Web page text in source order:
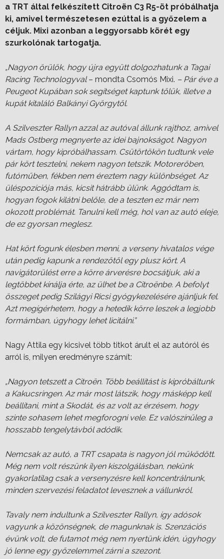
a TRT által felkészített Citroën C3 R5-öt próbálhatja
ki, amivel természetesen ezúttal is a győzelem a
céljuk. Mixi azonban a leggyorsabb körét egy
szurkolónak tartogatja.
„Nagyon örülök, hogy újra együtt dolgozhatunk a Tagai
Racing Technologyval – mondta Csomós Mixi. – Pár éve a
Peugeot Kupában sok segítséget kaptunk tőlük, illetve a
kupát kitaláló Balkányi Györgytől.
A Szilveszter Rallyn azzal az autóval állunk rajthoz, amivel
Mads Ostberg megnyerte az idei bajnokságot. Nagyon
vártam, hogy kipróbálhassam. Csütörtökön tudtunk vele
pár kört tesztelni, nekem nagyon tetszik. Motorerőben,
futóműben, fékben nem éreztem nagy különbséget. Az
üléspozíciója más, kicsit hátrább ülünk. Aggódtam is,
hogyan fogok kilátni belőle, de a teszten ez már nem
okozott problémát. Tanulni kell még, hol van az autó eleje,
de ez gyorsan meglesz.
Hat kört fogunk élesben menni, a verseny hivatalos vége
után pedig kapunk a rendezőtől egy plusz kört. A
navigátorülést erre a körre árverésre bocsátjuk, aki a
legtöbbet kínálja érte, az ülhet be a Citroënbe. A befolyt
összeget pedig Szilágyi Ricsi gyógykezelésére ajánljuk fel.
Azt megígérhetem, hogy a hetedik körre leszek a legjobb
formámban, úgyhogy lehet licitálni.”
Nagy Attila egy kicsivel több titkot árult el az autóról és
arról is, milyen eredményre számít:
„Nagyon tetszett a Citroën. Több beállítást is kipróbáltunk
a Kakucsringen. Az már most látszik, hogy másképp kell
beállítani, mint a Skodát, és az volt az érzésem, hogy
szinte sohasem lehet megforogni vele. Ez valószínűleg a
hosszabb tengelytávból adódik.
Nemcsak az autó, a TRT csapata is nagyon jól működött.
Még nem volt részünk ilyen kiszolgálásban, nekünk
gyakorlatilag csak a versenyzésre kell koncentrálnunk,
minden szervezési feladatot levesznek a vállunkról.
Tavaly nem indultunk a Szilveszter Rallyn, így adósok
vagyunk a közönségnek, de magunknak is. Szenzációs
évünk volt, de futamot még nem nyertünk idén, úgyhogy
jó lenne egy győzelemmel zárni a szezont.